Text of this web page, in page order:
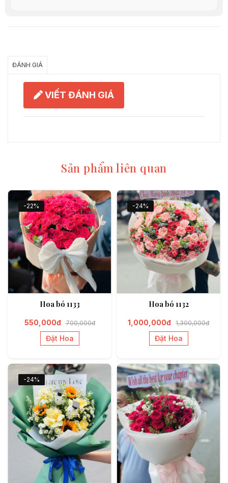
ĐÁNH GIÁ
VIẾT ĐÁNH GIÁ
Sản phẩm liên quan
-22%
Hoa bó 1133
550,000đ 700,000đ
Đặt Hoa
-24%
Hoa bó 1132
1,000,000đ 1,300,000đ
Đặt Hoa
-24%